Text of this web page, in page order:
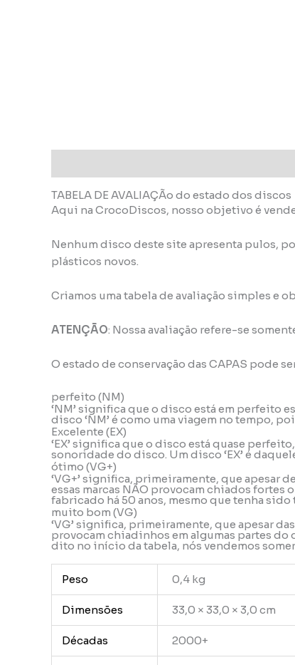
TABELA DE AVALIAÇÃo do estado dos discos
Aqui na CrocoDiscos, nosso objetivo é
Nenhum disco deste site apresenta pulos,
plásticos novos.
Criamos uma tabela de avaliação simples e
ATENÇÃO: Nossa avaliação refere-se
O estado de conservação das CAPAS pode
perfeito (NM)
‘NM’ significa que o disco está em perfeito
disco ‘NM’ é como uma viagem no tempo,
Excelente (EX)
‘EX’ significa que o disco está quase
sonoridade do disco. Um disco ‘EX’ é
ótimo (VG+)
‘VG+’ significa, primeiramente, que apesar
essas marcas NÃO provocam chiados fortes
fabricado há 50 anos, mesmo que tenha
muito bom (VG)
‘VG’ significa, primeiramente, que apesar
provocam chiadinhos em algumas partes do
dito no início da tabela, nós vendemos
Peso 0,4 kg
Dimensões 33,0 × 33,0 × 3,0 cm
Décadas 2000+